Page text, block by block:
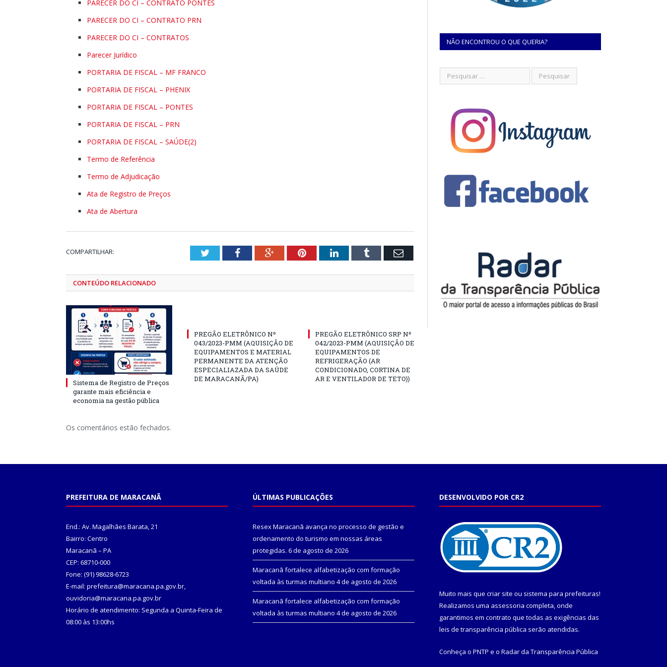
PARECER DO CI – CONTRATO PONTES
PARECER DO CI – CONTRATO PRN
PARECER DO CI – CONTRATOS
Parecer Jurídico
PORTARIA DE FISCAL – MF FRANCO
PORTARIA DE FISCAL – PHENIX
PORTARIA DE FISCAL – PONTES
PORTARIA DE FISCAL – PRN
PORTARIA DE FISCAL – SAÚDE(2)
Termo de Referência
Termo de Adjudicação
Ata de Registro de Preços
Ata de Abertura
COMPARTILHAR: TwitterFacebookGoogle+PinterestLinkedInTumblr Email
CONTEÚDO RELACIONADO
Sistema de Registro de Preços
garante mais eficiência e
economia na gestão pública
PREGÃO ELETRÔNICO Nº
043/2023-PMM (AQUISIÇÃO DE
EQUIPAMENTOS E MATERIAL
PERMANENTE DA ATENÇÃO
ESPECIALIAZADA DA SAÚDE
DE MARACANÃ/PA)
PREGÃO ELETRÔNICO SRP Nº
042/2023-PMM (AQUISIÇÃO DE
EQUIPAMENTOS DE
REFRIGERAÇÃO (AR
CONDICIONADO, CORTINA DE
AR E VENTILADOR DE TETO))
Os comentários estão fechados.
NÃO ENCONTROU O QUE QUERIA?
PREFEITURA DE MARACANÃ
End.: Av. Magalhães Barata, 21
Bairro: Centro
Maracanã – PA
CEP: 68710-000
Fone: (91) 98628-6723
E-mail: prefeitura@maracana.pa.gov.br,
ouvidoria@maracana.pa.gov.br
Horário de atendimento: Segunda a Quinta-Feira de
08:00 às 13:00hs
ÚLTIMAS PUBLICAÇÕES
Resex Maracanã avança no processo de gestão e
ordenamento do turismo em nossas áreas
protegidas. 6 de agosto de 2026
Maracanã fortalece alfabetização com formação
voltada às turmas multiano 4 de agosto de 2026
Maracanã fortalece alfabetização com formação
voltada às turmas multiano 4 de agosto de 2026
DESENVOLVIDO POR CR2
Muito mais que criar site ou sistema para prefeituras!
Realizamos uma assessoria completa, onde
garantimos em contrato que todas as exigências das
leis de transparência pública serão atendidas.
Conheça o PNTP e o Radar da Transparência Pública